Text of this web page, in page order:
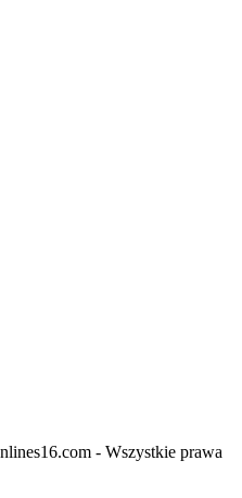
- Wszystkie prawa